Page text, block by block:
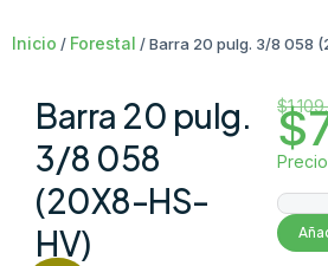
Inicio / Forestal / Barra 20 pulg. 3/8 058
Barra 20 pulg.
3/8 058
(20X8-HS-
HV)
$
$